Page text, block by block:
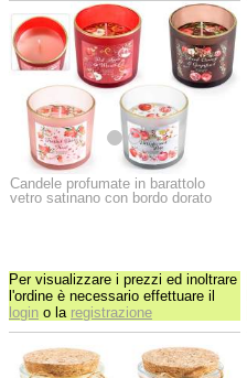
Candele profumate in barattolo
vetro satinano con bordo dorato
Per visualizzare i prezzi ed inoltrare
l'ordine è necessario effettuare il
login o la registrazione